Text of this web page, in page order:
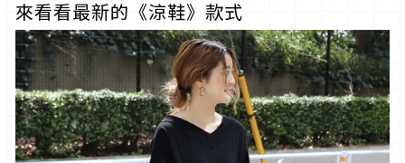
來看看最新的《涼鞋》款式